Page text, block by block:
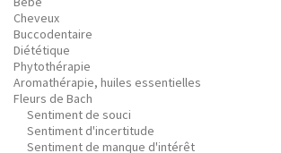
Cheveux
Buccodentaire
Diététique
Phytothérapie
Aromathérapie, huiles essentielles
Fleurs de Bach
Sentiment de souci
Sentiment d'incertitude
Sentiment de manque d'intérêt